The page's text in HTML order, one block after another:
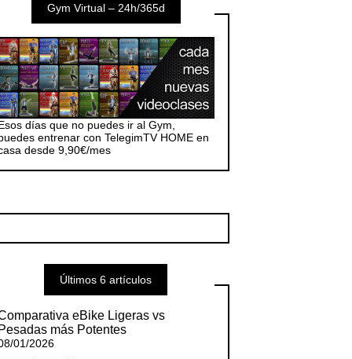
Gym Virtual – 24h/365d
días que no puedes ir al Gym,
entrenar con TelegimTV HOME en
desde 9,90€/mes
Últimos 6 artículos
eBike Ligeras vs
Pesadas más Potentes
01/2026